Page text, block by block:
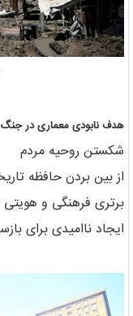
هدف نابودی معماری در
شکستن روحیه مردم
از بین بردن حافظه
برتری فرهنگی و
ایجاد ناامیدی برای